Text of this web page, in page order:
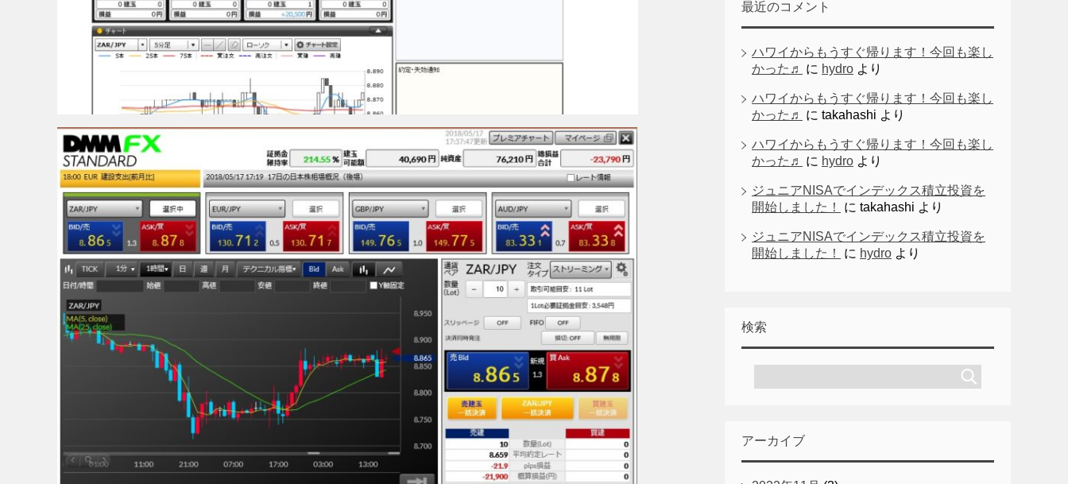
最近のコメント
ハワイからもうすぐ帰ります！今回も楽し
かった♬
に hydro より
ハワイからもうすぐ帰ります！今回も楽し
かった♬
に takahashi より
ハワイからもうすぐ帰ります！今回も楽し
かった♬
に hydro より
ジュニアNISAでインデックス積立投資を
開始しました！
に takahashi より
ジュニアNISAでインデックス積立投資を
開始しました！
に hydro より
検索
アーカイブ